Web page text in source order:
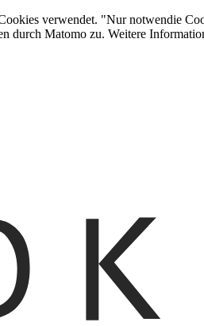
verwendet. "Nur notwendie
durch Matomo zu. Weitere